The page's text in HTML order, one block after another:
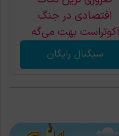
اقتصادی در جنگ
اکوتراست بهت می‌گه
سیگنال رایگان